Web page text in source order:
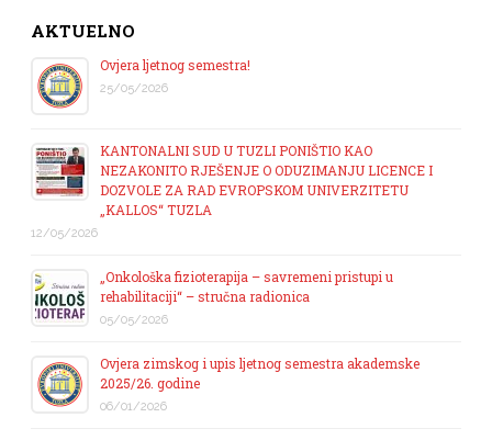
AKTUELNO
Ovjera ljetnog semestra!
25/05/2026
KANTONALNI SUD U TUZLI PONIŠTIO KAO
NEZAKONITO RJEŠENJE O ODUZIMANJU LICENCE I
DOZVOLE ZA RAD EVROPSKOM UNIVERZITETU
„KALLOS“ TUZLA
12/05/2026
„Onkološka fizioterapija – savremeni pristupi u
rehabilitaciji“ – stručna radionica
05/05/2026
Ovjera zimskog i upis ljetnog semestra akademske
2025/26. godine
06/01/2026